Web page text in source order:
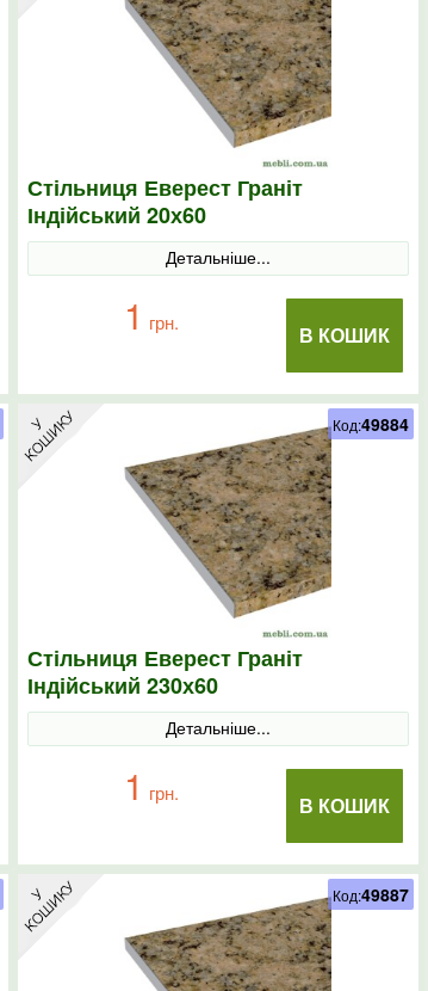
Стільниця Еверест Граніт
Індійський 20х60
Детальніше...
В КОШИК
1 грн.
Стільниця Еверест Граніт
Індійський 230х60
Детальніше...
В КОШИК
1 грн.
Код:49884
Код:49887